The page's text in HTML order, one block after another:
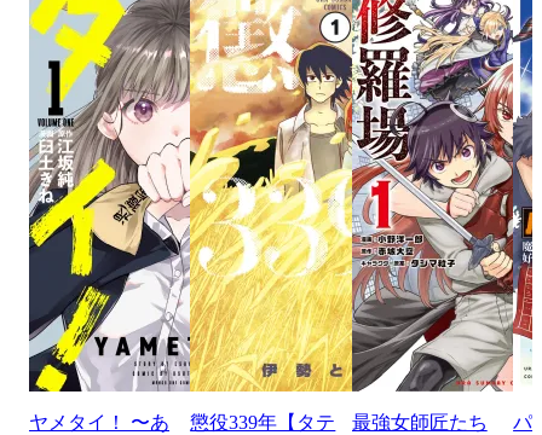
ヤメタイ！ 〜あ
懲役339年【タテ
最強女師匠たち
パ